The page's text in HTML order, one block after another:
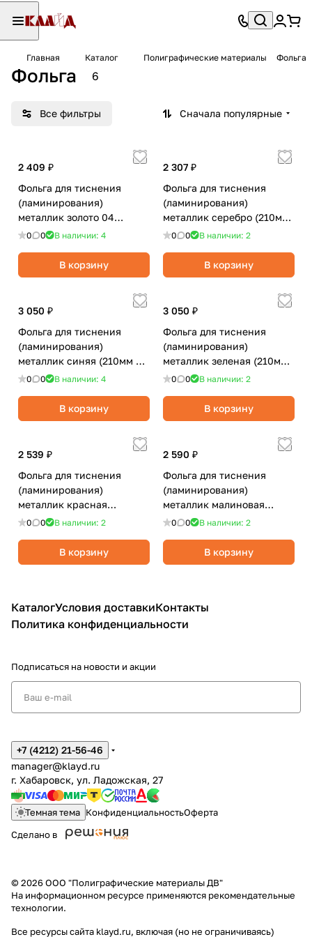
Главная Каталог Полиграфические материалы Фольга
Фольга 6
Все фильтры Сначала популярные
2 409 ₽
Фольга для тиснения
(ламинирования)
металлик золото 04
(210мм х 120 метров)
0 0 В наличии: 4
В корзину
2 307 ₽
Фольга для тиснения
(ламинирования)
металлик серебро (210мм
х 120 метров)
0 0 В наличии: 2
В корзину
3 050 ₽
Фольга для тиснения
(ламинирования)
металлик синяя (210мм х
120 метров)
0 0 В наличии: 4
В корзину
3 050 ₽
Фольга для тиснения
(ламинирования)
металлик зеленая (210мм
х 120 метров)
0 0 В наличии: 2
В корзину
2 539 ₽
Фольга для тиснения
(ламинирования)
металлик красная
(213мм*122м)
0 0 В наличии: 2
В корзину
2 590 ₽
Фольга для тиснения
(ламинирования)
металлик малиновая
(210мм х 120 метров)
0 0 В наличии: 2
В корзину
КаталогУсловия доставкиКонтакты
Политика конфиденциальности
Подписаться на новости и акции
+7 (4212) 21-56-46
manager@klayd.ru
г. Хабаровск, ул. Ладожская, 27
Темная тема КонфиденциальностьОферта
Сделано в
© 2026 ООО "Полиграфические материалы ДВ"
На информационном ресурсе применяются рекомендательные
технологии.
Все ресурсы сайта klayd.ru, включая (но не ограничиваясь)